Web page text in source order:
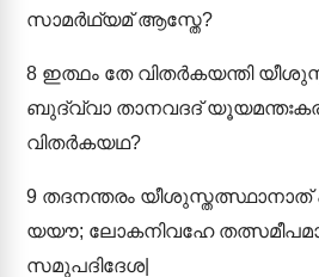
സാമർഥ്യമ് ആസ്തേ?
8 ഇത്ഥം തേ വിതർകയന്തി
ബുദ്വ്വാ താനവദദ്
വിതർകയഥ?
9 തദനന്തരം
യയൗ; ലോകനിവഹേ
സമുപദിദേശ|